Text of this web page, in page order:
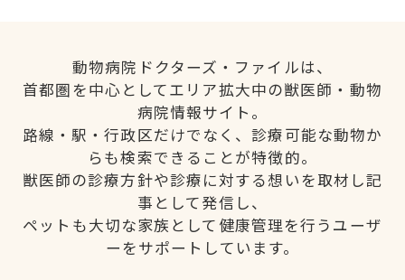
動物病院ドクターズ・ファイルは、
首都圏を中心としてエリア拡大中の獣医師・動物
病院情報サイト。
路線・駅・行政区だけでなく、診療可能な動物か
らも検索できることが特徴的。
獣医師の診療方針や診療に対する想いを取材し記
事として発信し、
ペットも大切な家族として健康管理を行うユーザ
ーをサポートしています。